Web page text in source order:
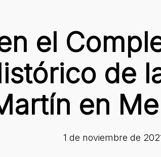
el
de
en
1 de noviembre de